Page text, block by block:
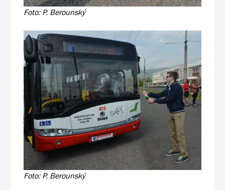
Foto: P. Berounský
Foto: P. Berounský